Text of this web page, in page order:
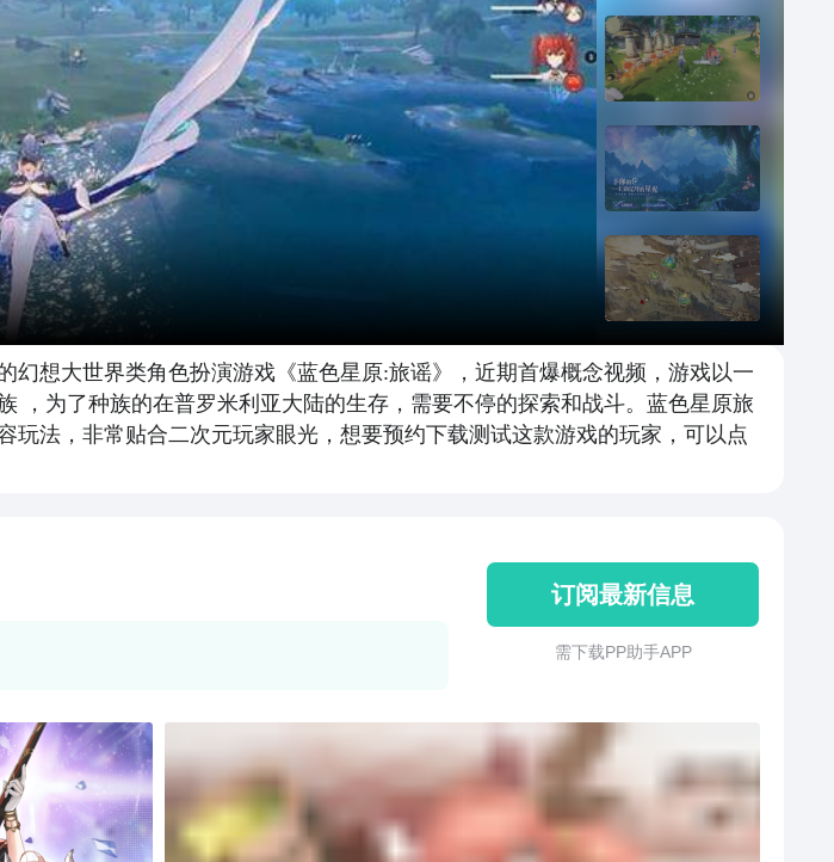
想大世界类角色扮演游戏《蓝色星原:旅谣》，近期首爆概念视频，游戏以一
，为了种族的在普罗米利亚大陆的生存，需要不停的探索和战斗。蓝色星原旅
法，非常贴合二次元玩家眼光，想要预约下载测试这款游戏的玩家，可以点
订阅最新信息
需 下 载 P P 助 手 A P P